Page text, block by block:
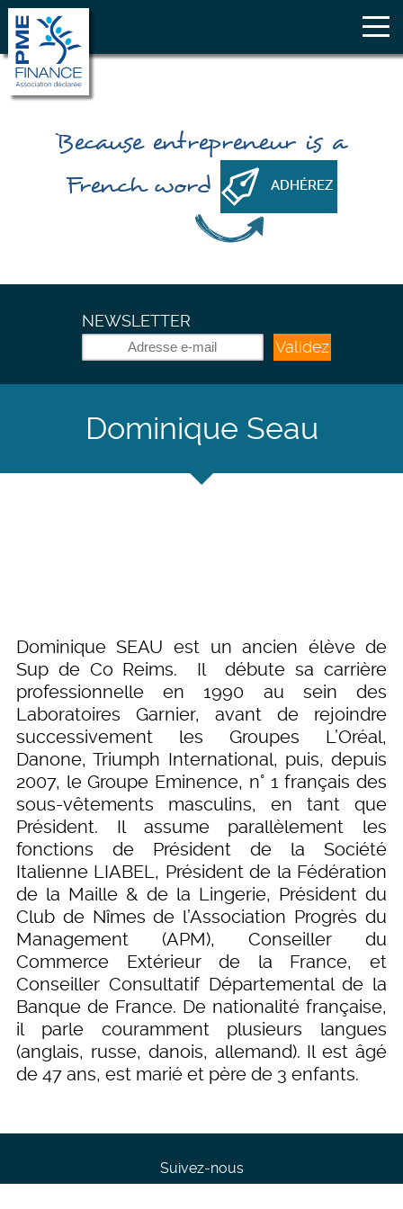
Because entrepreneur is a
French word
ADHÉREZ
NEWSLETTER
Validez
Dominique Seau
Dominique SEAU est un ancien élève de
Sup de Co Reims. Il débute sa carrière
professionnelle en 1990 au sein des
Laboratoires Garnier, avant de rejoindre
successivement les Groupes L’Oréal,
Danone, Triumph International, puis, depuis
2007, le Groupe Eminence, n° 1 français des
sous-vêtements masculins, en tant que
Président. Il assume parallèlement les
fonctions de Président de la Société
Italienne LIABEL, Président de la Fédération
de la Maille & de la Lingerie, Président du
Club de Nîmes de l’Association Progrès du
Management (APM), Conseiller du
Commerce Extérieur de la France, et
Conseiller Consultatif Départemental de la
Banque de France. De nationalité française,
il parle couramment plusieurs langues
(anglais, russe, danois, allemand). Il est âgé
de 47 ans, est marié et père de 3 enfants.
Suivez-nous